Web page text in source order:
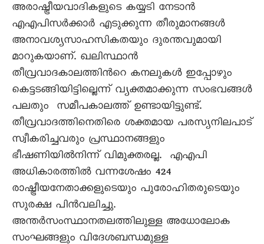
അരാഷ്ട്രീയവാദികളുടെ കയ്യടി നേടാന്‍
എഎപിസര്‍ക്കാര്‍ എടുക്കുന്ന തീരുമാനങ്ങള്‍
അനാവശ്യസാഹസികതയും ദുരന്തവുമായി
മാറുകയാണ്. ഖലിസ്ഥാന്‍
തീവ്രവാദകാലത്തിന്‍റെ കനലുകള്‍ ഇപ്പോഴും
കെട്ടടങ്ങിയിട്ടില്ലെന്ന് വ്യക്തമാക്കുന്ന സംഭവങ്ങള്‍
പലതും സമീപകാലത്ത് ഉണ്ടായിട്ടുണ്ട്.
തീവ്രവാദത്തിനെതിരെ ശക്തമായ പരസ്യനിലപാട്
സ്വീകരിച്ചവരും പ്രസ്ഥാനങ്ങളും
ഭീഷണിയില്‍നിന്ന് വിമുക്തരല്ല. എഎപി
അധികാരത്തില്‍ വന്നശേഷം 424
രാഷ്ട്രീയനേതാക്കളുടെയും പുരോഹിതരുടെയും
സുരക്ഷ പിന്‍വലിച്ചു.
അന്തര്‍സംസ്ഥാനതലത്തിലുള്ള അധോലോക
സംഘങ്ങളും വിദേശബന്ധമുള്ള